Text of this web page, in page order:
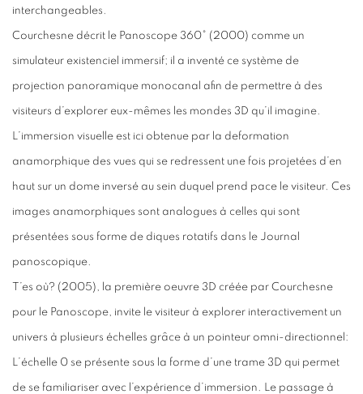
interchangeables.
Courchesne décrit le Panoscope 360° (2000) comme un
simulateur existenciel immersif; il a inventé ce système de
projection panoramique monocanal afin de permettre à des
visiteurs d’explorer eux-mêmes les mondes 3D qu’il imagine.
L’immersion visuelle est ici obtenue par la deformation
anamorphique des vues qui se redressent une fois projetées d’en
haut sur un dome inversé au sein duquel prend pace le visiteur. Ces
images anamorphiques sont analogues à celles qui sont
présentées sous forme de diques rotatifs dans le Journal
panoscopique.
T’es où? (2005), la première oeuvre 3D créée par Courchesne
pour le Panoscope, invite le visiteur à explorer interactivement un
univers à plusieurs échelles grâce à un pointeur omni-directionnel:
L’échelle 0 se présente sous la forme d’une trame 3D qui permet
de se familiariser avec l’expérience d’immersion. Le passage à